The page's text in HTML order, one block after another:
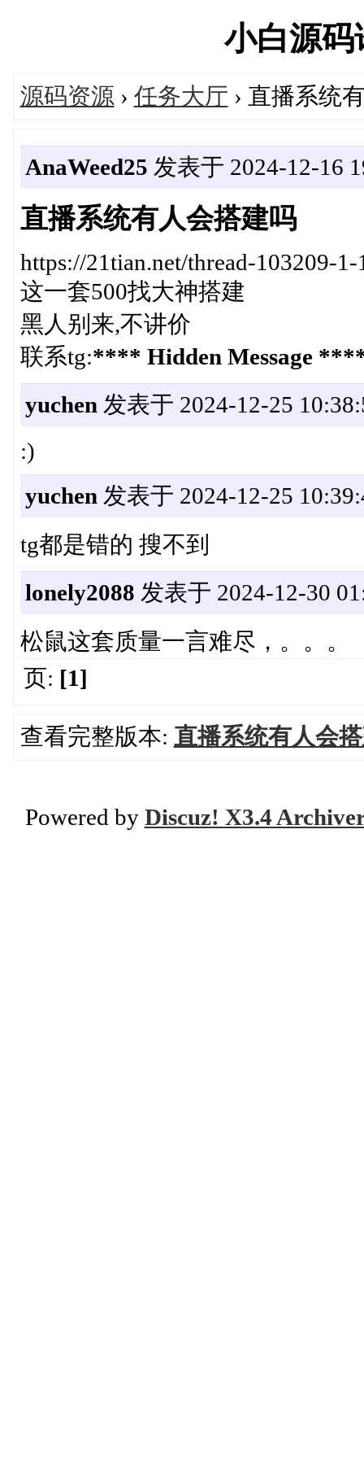
小白源
源码资源 › 任务大厅 › 直播系统
AnaWeed25 发表于 2024-12-16
直播系统有人会搭建吗
https://21tian.net/thread-103209-
这一套500找大神搭建
黑人别来,不讲价
联系tg:**** Hidden Message
yuchen 发表于 2024-12-25
:)
yuchen 发表于 2024-12-25
tg都是错的 搜不到
lonely2088 发表于 2024-12-30
松鼠这套质量一言难尽，。。。
页: [1]
查看完整版本: 直播系统有人会
Powered by Discuz! X3.4